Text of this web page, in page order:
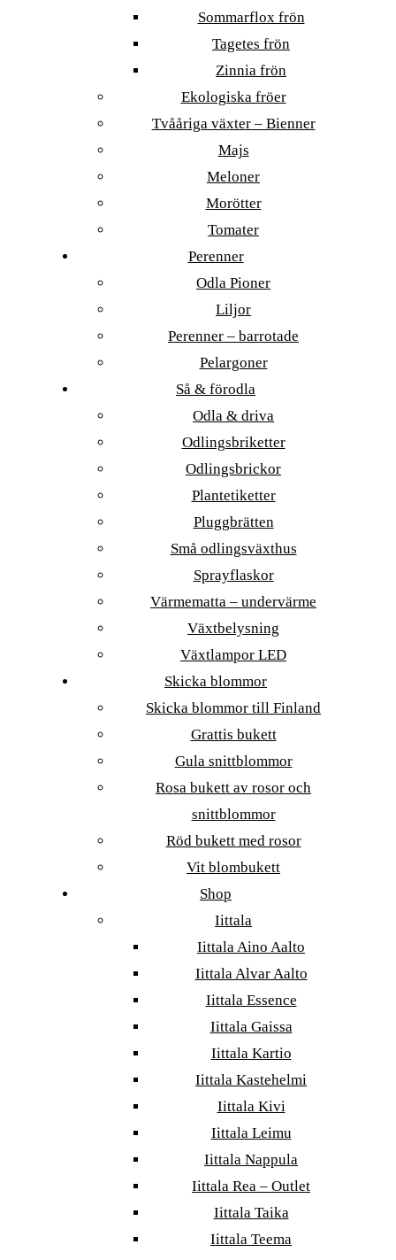
Sommarflox frön
Tagetes frön
Zinnia frön
Ekologiska fröer
Tvååriga växter – Bienner
Majs
Meloner
Morötter
Tomater
Perenner
Odla Pioner
Liljor
Perenner – barrotade
Pelargoner
Så & förodla
Odla & driva
Odlingsbriketter
Odlingsbrickor
Plantetiketter
Pluggbrätten
Små odlingsväxthus
Sprayflaskor
Värmematta – undervärme
Växtbelysning
Växtlampor LED
Skicka blommor
Skicka blommor till Finland
Grattis bukett
Gula snittblommor
Rosa bukett av rosor och
snittblommor
Röd bukett med rosor
Vit blombukett
Shop
Iittala
Iittala Aino Aalto
Iittala Alvar Aalto
Iittala Essence
Iittala Gaissa
Iittala Kartio
Iittala Kastehelmi
Iittala Kivi
Iittala Leimu
Iittala Nappula
Iittala Rea – Outlet
Iittala Taika
Iittala Teema